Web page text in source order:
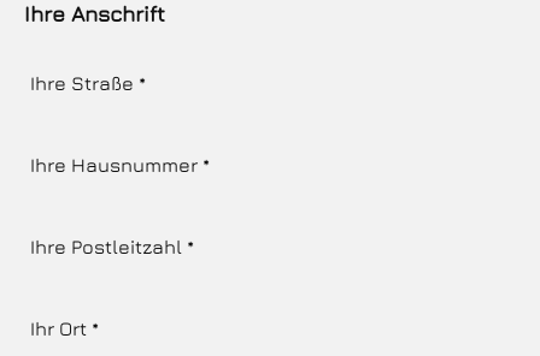
Ihre Anschrift